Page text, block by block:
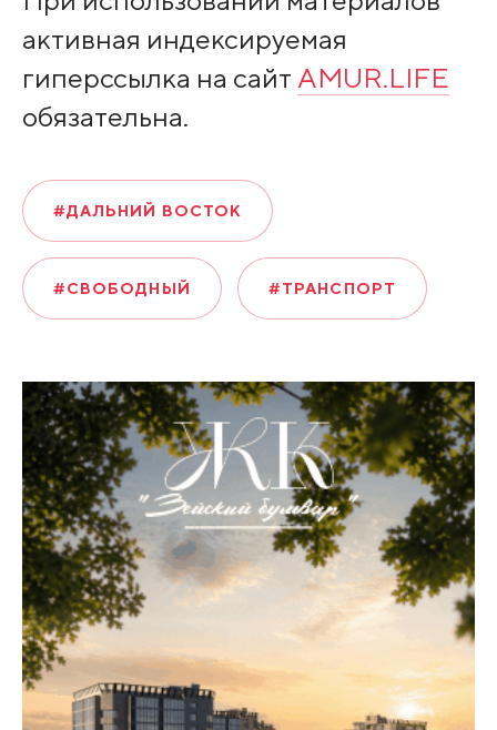
активная индексируемая
гиперссылка на сайт AMUR.LIFE
обязательна.
#ДАЛЬНИЙ ВОСТОК
#СВОБОДНЫЙ #ТРАНСПОРТ